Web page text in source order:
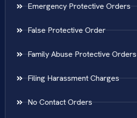
Emergency Protective Orders
False Protective Order
Family Abuse Protective Orders
Filing Harassment Charges
No Contact Orders